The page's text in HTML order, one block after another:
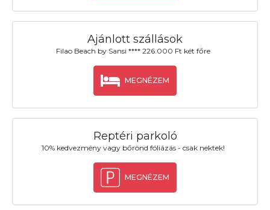
Ajánlott szállások
Filao Beach by Sansi **** 226.000 Ft két főre
MEGNÉZEM
Reptéri parkoló
10% kedvezmény vagy bőrönd fóliázás - csak nektek!
MEGNÉZEM